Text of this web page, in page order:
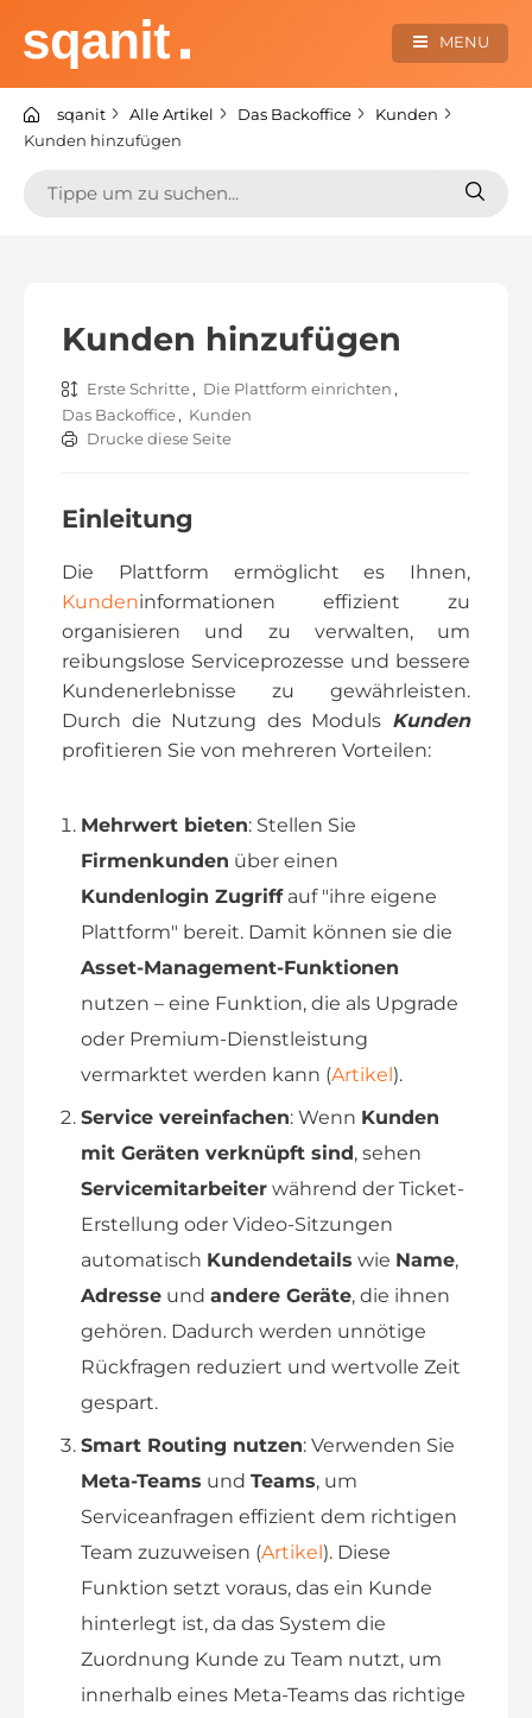
Inhalt
springen
sqanit Knowledge center
MENU
sqanit Alle Artikel Das Backoffice
Kunden
Kunden hinzufügen
Suchen
Kunden hinzufügen
Erste Schritte , Die Plattform einrichten ,
Das Backoffice , Kunden
Drucke diese Seite
Einleitung
Die Plattform ermöglicht es Ihnen,
Kundeninformationen effizient zu
organisieren und zu verwalten, um
reibungslose Serviceprozesse und bessere
Kundenerlebnisse zu gewährleisten.
Durch die Nutzung des Moduls Kunden
profitieren Sie von mehreren Vorteilen:
Mehrwert bieten: Stellen Sie
Firmenkunden über einen
Kundenlogin Zugriffauf "ihre eigene
Plattform" bereit. Damit können sie die
Asset-Management-Funktionen
nutzen – eine Funktion, die als Upgrade
oder Premium-Dienstleistung
vermarktet werden kann (Artikel).
Service vereinfachen: Wenn Kunden
mit Geräten verknüpft sind, sehen
Servicemitarbeiter während der Ticket-
Erstellung oder Video-Sitzungen
automatisch Kundendetails wie Name,
Adresse und andere Geräte, die ihnen
gehören. Dadurch werden unnötige
Rückfragen reduziert und wertvolle Zeit
gespart.
Smart Routing nutzen: Verwenden Sie
Meta-Teams und Teams, um
Serviceanfragen effizient dem richtigen
Team zuzuweisen (Artikel). Diese
Funktion setzt voraus, das ein Kunde
hinterlegt ist, da das System die
Zuordnung Kunde zu Team nutzt, um
innerhalb eines Meta-Teams das richtige